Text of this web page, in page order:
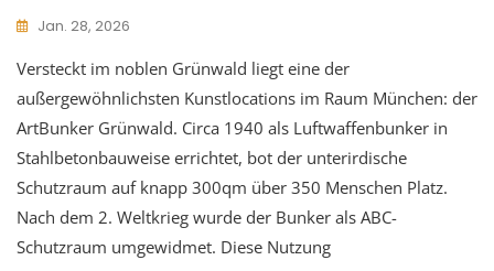
Jan. 28, 2026
Versteckt im noblen Grünwald liegt eine der
außergewöhnlichsten Kunstlocations im Raum München: der
ArtBunker Grünwald. Circa 1940 als Luftwaffenbunker in
Stahlbetonbauweise errichtet, bot der unterirdische
Schutzraum auf knapp 300qm über 350 Menschen Platz.
Nach dem 2. Weltkrieg wurde der Bunker als ABC-
Schutzraum umgewidmet. Diese Nutzung